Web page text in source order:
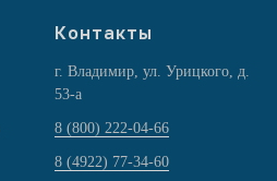
Контакты
г. Владимир, ул. Урицкого, д.
53-а
8 (800) 222-04-66
8 (4922) 77-34-60